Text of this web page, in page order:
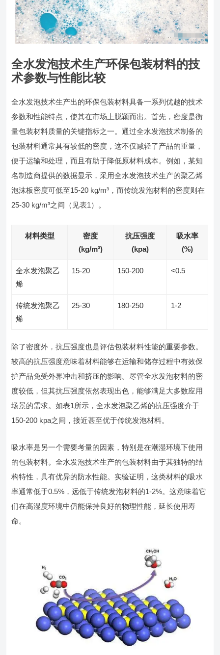
全水发泡技术生产环保包装材料的技
术参数与性能比较
全水发泡技术生产出的环保包装材料具备一系列优越的技术
参数和性能特点，使其在市场上脱颖而出。首先，密度是衡
量包装材料质量的关键指标之一。通过全水发泡技术制备的
包装材料通常具有较低的密度，这不仅减轻了产品的重量，
便于运输和处理，而且有助于降低原材料成本。例如，某知
名制造商提供的数据显示，采用全水发泡技术生产的聚乙烯
泡沫板密度可低至15-20 kg/m³，而传统发泡材料的密度则在
25-30 kg/m³之间（见表1）。
材料类型
密度
(kg/m³)
抗压强度
(kpa)
吸水率
(%)
全水发泡聚乙
烯
15-20 150-200 <0.5
传统发泡聚乙
烯
25-30 180-250 1-2
除了密度外，抗压强度也是评估包装材料性能的重要参数。
较高的抗压强度意味着材料能够在运输和储存过程中有效保
护产品免受外界冲击和挤压的影响。尽管全水发泡材料的密
度较低，但其抗压强度依然表现出色，能够满足大多数应用
场景的需求。如表1所示，全水发泡聚乙烯的抗压强度介于
150-200 kpa之间，接近甚至优于传统发泡材料。
吸水率是另一个需要考量的因素，特别是在潮湿环境下使用
的包装材料。全水发泡技术生产的包装材料由于其独特的结
构特性，具有优异的防水性能。实验证明，这类材料的吸水
率通常低于0.5%，远低于传统发泡材料的1-2%。这意味着它
们在高湿度环境中仍能保持良好的物理性能，延长使用寿
命。